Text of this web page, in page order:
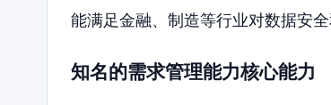
能满足金融、制造等行业对数据安全
知名的需求管理能力核心能力